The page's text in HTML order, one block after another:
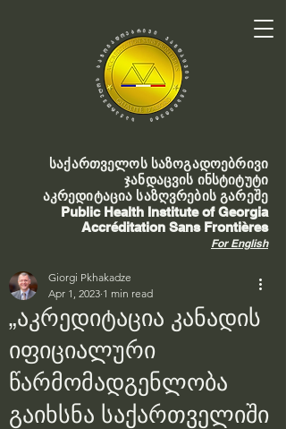
საქართველოს საზოგადოებრივი
ჯანდაცვის ინსტიტუტი
აკრედიტაცია საზღვრების გარეშე
Public Health Institute of Georgia
Accréditation Sans Frontières
For English
„აკრედიტაცია კანადის
იფიციალური
წარმომადგენლობა
გაიხსნა საქართველიში
Giorgi Pkhakadze
Apr 1, 2023 1 min read